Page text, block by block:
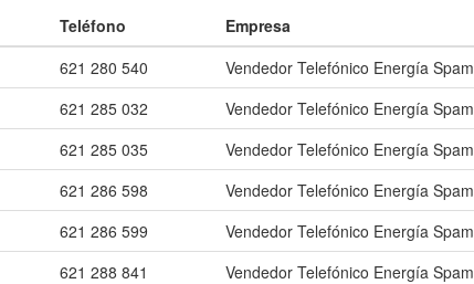
Teléfono
Empresa
621 280 540
Vendedor Telefónico Energía Spam
621 285 032
Vendedor Telefónico Energía Spam
621 285 035
Vendedor Telefónico Energía Spam
621 286 598
Vendedor Telefónico Energía Spam
621 286 599
Vendedor Telefónico Energía Spam
621 288 841
Vendedor Telefónico Energía Spam